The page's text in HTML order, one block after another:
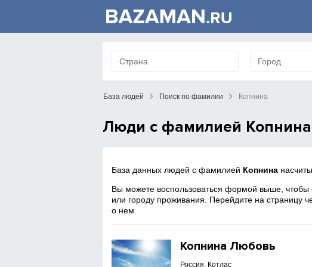
База людей Поиск по фамилии Копнина
Люди с фамилией Копнина
База данных людей с фамилией Копнина
Вы можете воспользоваться формой выше, чтобы
или городу проживания. Перейдите на страницу
о нем.
Копнина Любовь
Россия, Котлас